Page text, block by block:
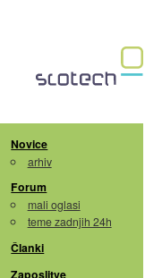
Novice
arhiv
Forum
mali oglasi
teme zadnjih 24h
Članki
Zaposlitve